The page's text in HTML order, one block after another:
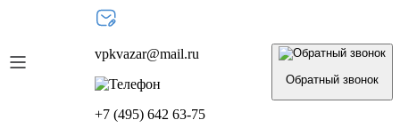
vpkvazar@mail.ru
+7 (495) 642 63-75
Обратный звонок